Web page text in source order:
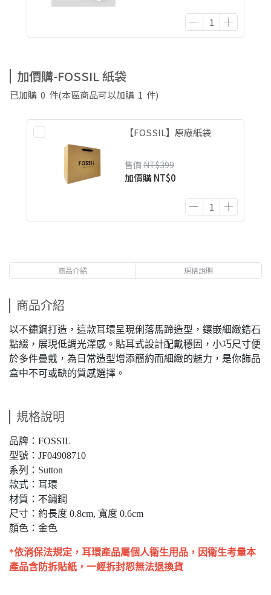
加價購-FOSSIL 紙袋
已加購 0 件(本區商品可以加購 1 件)
【FOSSIL】原廠紙袋
售價 NT$399
加價購NT$0
商品介紹 規格說明
商品介紹
以不鏽鋼打造，這款耳環呈現俐落馬蹄造型，鑲嵌細緻鋯石
點綴，展現低調光澤感。貼耳式設計配戴穩固，小巧尺寸便
於多件疊戴，為日常造型增添簡約而細緻的魅力，是你飾品
盒中不可或缺的質感選擇。
規格說明
品牌：FOSSIL
型號：JF04908710
系列：Sutton
款式：耳環
材質：不鏽鋼
尺寸：約長度 0.8cm, 寬度 0.6cm
顏色：金色
*依消保法規定，耳環產品屬個人衛生用品，因衛生考量本
產品含防拆貼紙，一經拆封恕無法退換貨